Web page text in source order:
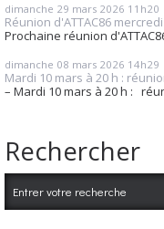
dimanche 29 mars 2026 11h20
Réunion d'ATTAC86
Prochaine réunion
dimanche 08 mars 2026 14h29
Mardi 10 mars à 20 h :
– Mardi 10 mars à 20 h :
Rechercher